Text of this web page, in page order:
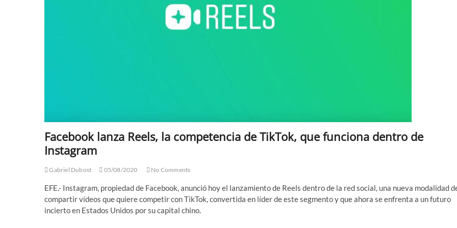
Facebook lanza Reels, la competencia de TikTok, que funciona dentro de
Instagram
Gabriel Dubost 05/08/2020 No Comments
EFE.- Instagram, propiedad de Facebook, anunció hoy el lanzamiento de Reels dentro de la red social, una nueva modalidad
compartir vídeos que quiere competir con TikTok, convertida en líder de este segmento y que ahora se enfrenta a un futuro
incierto en Estados Unidos por su capital chino.